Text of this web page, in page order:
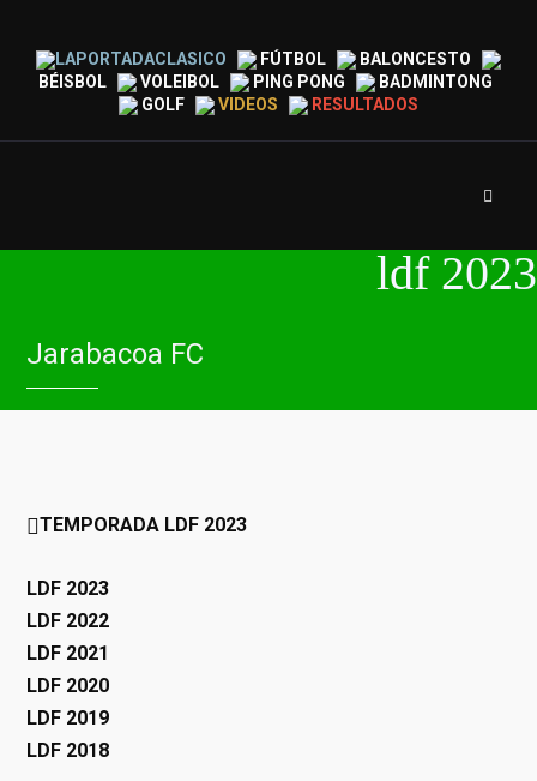
LAPORTADACLASICO FÚTBOL
BALONCESTO
BÉISBOL
VOLEIBOL PING PONG
BADMINTONG
GOLF
VIDEOS RESULTADOS
ldf 2023
Jarabacoa FC
TEMPORADA LDF 2023
LDF 2023
LDF 2022
LDF 2021
LDF 2020
LDF 2019
LDF 2018